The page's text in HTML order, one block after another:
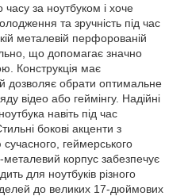
часу за ноутбуком і хоче
та зручність під час
металевій перфорованій
що допомагає значно
Конструкція має
дозволяє обрати оптимальне
відео або геймінгу. Надійні
навіть під час
бокові акценти з
геймерського
корпус забезпечує
для ноутбуків різного
до великих 17-дюймових